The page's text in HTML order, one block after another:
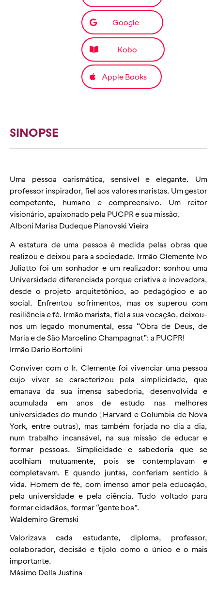
Google
Kobo
Apple Books
SINOPSE
Uma pessoa carismática, sensível e elegante. Um
professor inspirador, fiel aos valores maristas. Um gestor
competente, humano e compreensivo. Um reitor
visionário, apaixonado pela PUCPR e sua missão.
Alboni Marisa Dudeque Pianovski Vieira
A estatura de uma pessoa é medida pelas obras que
realizou e deixou para a sociedade. Irmão Clemente Ivo
Juliatto foi um sonhador e um realizador: sonhou uma
Universidade diferenciada porque criativa e inovadora,
desde o projeto arquitetônico, ao pedagógico e ao
social. Enfrentou sofrimentos, mas os superou com
resiliência e fé. Irmão marista, fiel a sua vocação, deixou-
nos um legado monumental, essa “Obra de Deus, de
Maria e de São Marcelino Champagnat”: a PUCPR!
Irmão Dario Bortolini
Conviver com o Ir. Clemente foi vivenciar uma pessoa
cujo viver se caracterizou pela simplicidade, que
emanava da sua imensa sabedoria, desenvolvida e
acumulada em anos de estudo nas melhores
universidades do mundo (Harvard e Columbia de Nova
York, entre outras), mas também forjada no dia a dia,
num trabalho incansável, na sua missão de educar e
formar pessoas. Simplicidade e sabedoria que se
acolhiam mutuamente, pois se contemplavam e
completavam. E quando juntas, conferiam sentido à
vida. Homem de fé, com imenso amor pela educação,
pela universidade e pela ciência. Tudo voltado para
formar cidadãos, formar “gente boa”.
Waldemiro Gremski
Valorizava cada estudante, diploma, professor,
colaborador, decisão e tijolo como o único e o mais
importante.
Másimo Della Justina